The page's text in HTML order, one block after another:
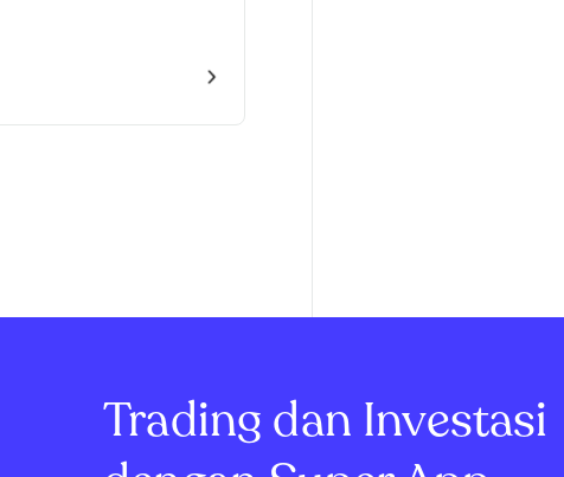
Trading dan Investasi